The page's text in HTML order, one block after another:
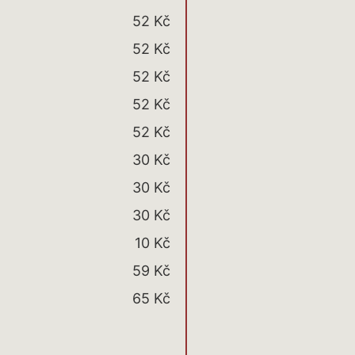
52 Kč
52 Kč
52 Kč
52 Kč
52 Kč
30 Kč
30 Kč
30 Kč
10 Kč
59 Kč
65 Kč